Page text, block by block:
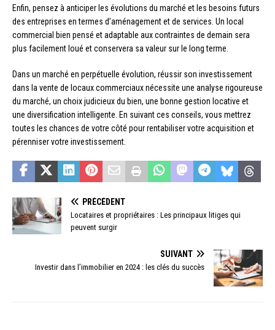
Enfin, pensez à anticiper les évolutions du marché et les besoins futurs
des entreprises en termes d’aménagement et de services. Un local
commercial bien pensé et adaptable aux contraintes de demain sera
plus facilement loué et conservera sa valeur sur le long terme.
Dans un marché en perpétuelle évolution, réussir son investissement
dans la vente de locaux commerciaux nécessite une analyse rigoureuse
du marché, un choix judicieux du bien, une bonne gestion locative et
une diversification intelligente. En suivant ces conseils, vous mettrez
toutes les chances de votre côté pour rentabiliser votre acquisition et
pérenniser votre investissement.
PRÉCÉDENT
Locataires et propriétaires : Les principaux litiges qui
peuvent surgir
SUIVANT
Investir dans l’immobilier en 2024 : les clés du succès